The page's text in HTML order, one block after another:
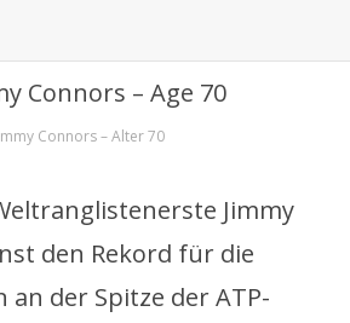
Connors – Alter 70
Jimmy
den Rekord für die
an der Spitze der ATP-